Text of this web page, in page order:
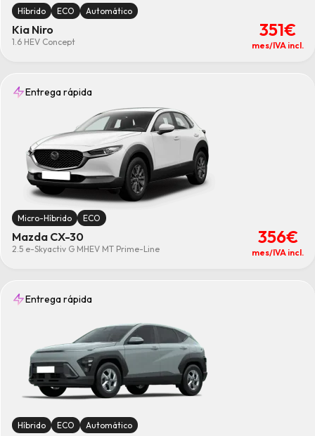
Híbrido ECO Automático
Kia Niro
1.6 HEV Concept
351€
mes/IVA incl.
Entrega rápida
Micro-Híbrido ECO
Mazda CX-30
2.5 e-Skyactiv G MHEV MT Prime-Line
356€
mes/IVA incl.
Entrega rápida
Híbrido ECO Automático